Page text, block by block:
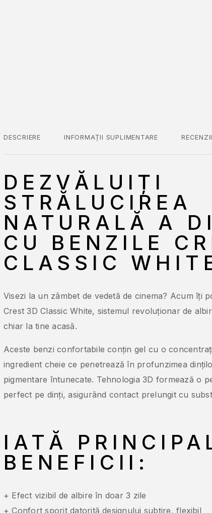
DESCRIERE INFORMAȚII SUPLIMENTARE RECENZII
DEZVĂLUIȚI
STRĂLUCIREA
NATURALĂ A
CU BENZILE
CLASSIC
Visezi la un zâmbet de vedetă de cinema? Acum îți
Crest 3D Classic White, sistemul revoluționar de
chiar la tine acasă.
Aceste benzi confortabile conțin gel cu o
ingredient cheie ce penetrează în profunzimea
pigmentare întunecate. Tehnologia 3D formează o
perfect pe dinți, asigurând contact prelungit cu
IATĂ
BENEFICII:
+ Efect vizibil de albire în doar 3 zile
+ Confort sporit datorită designului subțire, flexibil